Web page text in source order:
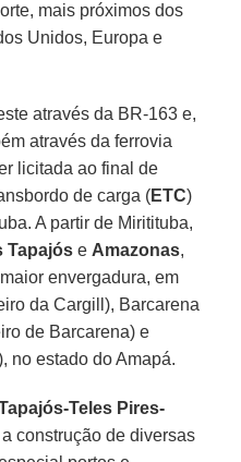
mais próximos dos
Unidos, Europa e
através da BR-163 e,
através da ferrovia
licitada ao final de
de carga (ETC)
A partir de Miritituba,
Tapajós e Amazonas,
envergadura, em
da Cargill), Barcarena
de Barcarena) e
no estado do Amapá.
Teles Pires-
construção de diversas